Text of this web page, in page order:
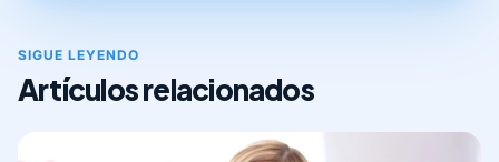
SIGUE LEYENDO
Artículos relacionados